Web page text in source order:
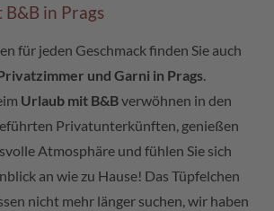
in Prags
für jeden Geschmack finden Sie auch
und Garni in Prags
Urlaub mit B&Bverwöhnen in den
Privatunterkünften, genießen
Atmosphäre und fühlen Sie sich
an wie zu Hause! Das Tüpfelchen
nicht mehr länger suchen, wir haben